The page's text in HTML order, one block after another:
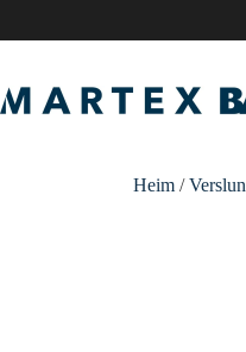
Heim /Verslun